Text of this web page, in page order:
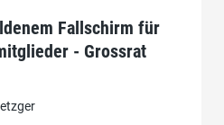
Fallschirm für
- Grossrat